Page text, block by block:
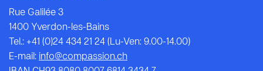
Rue Galilée 3
1400 Yverdon-les-Bains
Tel.: +41 (0)24 434 21 24 (Lu-Ven: 9.00-14.00)
E-mail: info@compassion.ch